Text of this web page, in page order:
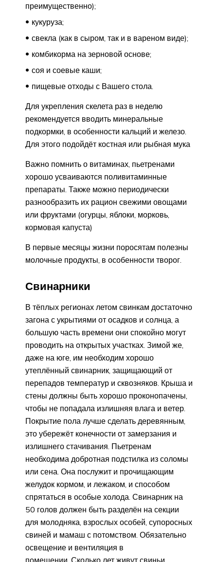
преимущественно);
кукуруза;
свекла (как в сыром, так и в вареном виде);
комбикорма на зерновой основе;
соя и соевые каши;
пищевые отходы с Вашего стола.
Для укрепления скелета раз в неделю
рекомендуется вводить минеральные
подкормки, в особенности кальций и железо.
Для этого подойдёт костная или рыбная мука
Важно помнить о витаминах, пьетренами
хорошо усваиваются поливитаминные
препараты. Также можно периодически
разнообразить их рацион свежими овощами
или фруктами (огурцы, яблоки, морковь,
кормовая капуста)
В первые месяцы жизни поросятам полезны
молочные продукты, в особенности творог.
Свинарники
В тёплых регионах летом свинкам достаточно
загона с укрытиями от осадков и солнца, а
большую часть времени они спокойно могут
проводить на открытых участках. Зимой же,
даже на юге, им необходим хорошо
утеплённый свинарник, защищающий от
перепадов температур и сквозняков. Крыша и
стены должны быть хорошо проконопачены,
чтобы не попадала излишняя влага и ветер.
Покрытие пола лучше сделать деревянным,
это убережёт конечности от замерзания и
излишнего стачивания. Пьетренам
необходима добротная подстилка из соломы
или сена. Она послужит и прочищающим
желудок кормом, и лежаком, и способом
спрятаться в особые холода. Свинарник на
50 голов должен быть разделён на секции
для молодняка, взрослых особей, супоросных
свиней и мамаш с потомством. Обязательно
освещение и вентиляция в